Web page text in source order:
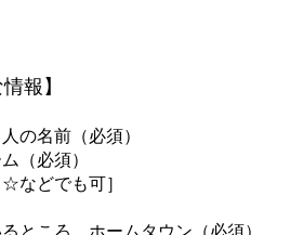
報】
の名前（必須）
（必須）
などでも可］
ところ、ホームタウン（必須）